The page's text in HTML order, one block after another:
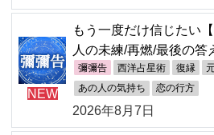
NEW
もう一度だけ信じたい
人の未練/再燃/最後の答
彌彌告 西洋占星術 復縁
あの人の気持ち 恋の行方
2026年8月7日